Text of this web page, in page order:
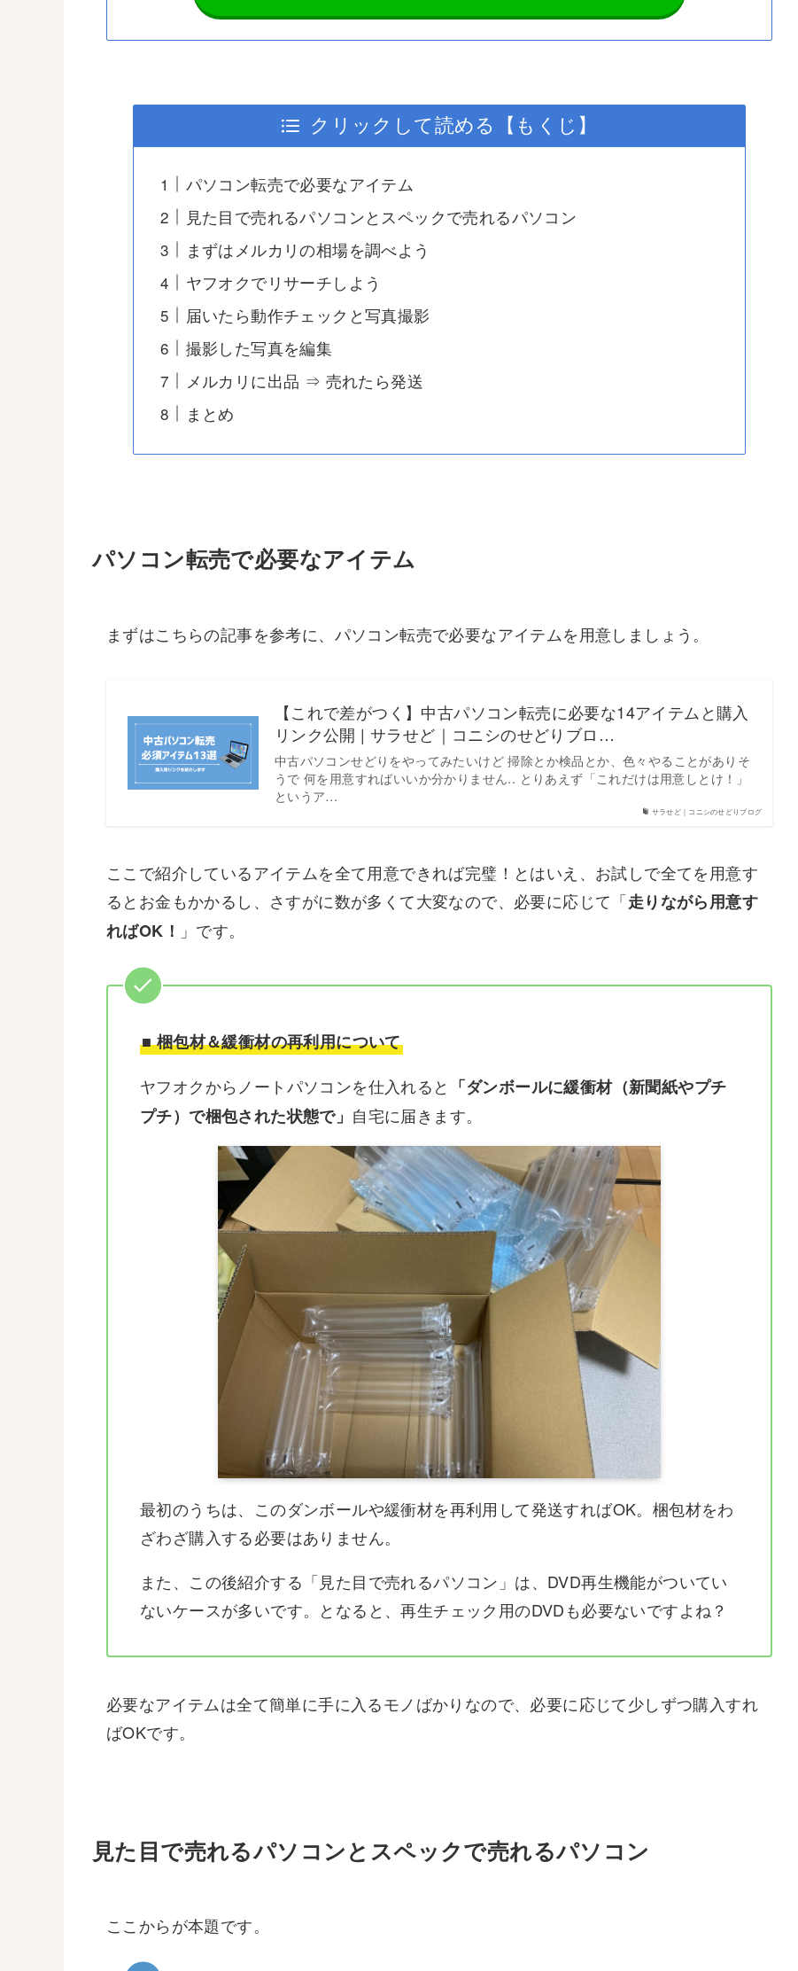
クリックして読める【もくじ】
パソコン転売で必要なアイテム
見た目で売れるパソコンとスペックで売れるパソコン
まずはメルカリの相場を調べよう
ヤフオクでリサーチしよう
届いたら動作チェックと写真撮影
撮影した写真を編集
メルカリに出品 ⇒ 売れたら発送
まとめ
パソコン転売で必要なアイテム
まずはこちらの記事を参考に、パソコン転売で必要なアイテムを用意しましょう。
サラせど｜コニシのせどりブログ
【これで差がつく】中古パソコン転売に必要な14アイテムと購入
リンク公開 | サラせど｜コニシのせどりブロ…
中古パソコンせどりをやってみたいけど 掃除とか検品とか、色々やることがありそ
うで 何を用意すればいいか分かりません.. とりあえず「これだけは用意しとけ！」
というア…
ここで紹介しているアイテムを全て用意できれば完璧！とはいえ、お試しで全てを用意す
るとお金もかかるし、さすがに数が多くて大変なので、必要に応じて「走りながら用意す
ればOK！ 」です。
■ 梱包材＆緩衝材の再利用について
ヤフオクからノートパソコンを仕入れると 「ダンボールに緩衝材（新聞紙やプチ
プチ）で梱包された状態で」 自宅に届きます。
最初のうちは、このダンボールや緩衝材を再利用して発送すればOK。梱包材をわ
ざわざ購入する必要はありません。
また、この後紹介する「見た目で売れるパソコン」は、DVD再生機能がついてい
ないケースが多いです。となると、再生チェック用のDVDも必要ないですよね？
必要なアイテムは全て簡単に手に入るモノばかりなので、必要に応じて少しずつ購入すれ
ばOKです。
見た目で売れるパソコンとスペックで売れるパソコン
ここからが本題です。